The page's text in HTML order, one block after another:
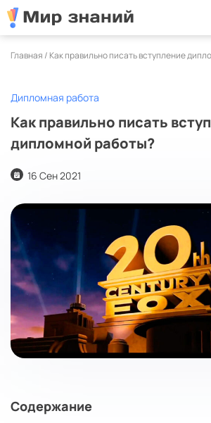
Главная / Как правильно писать вступление
Дипломная работа
Как правильно писать
дипломной работы?
16 Сен 2021
Содержание